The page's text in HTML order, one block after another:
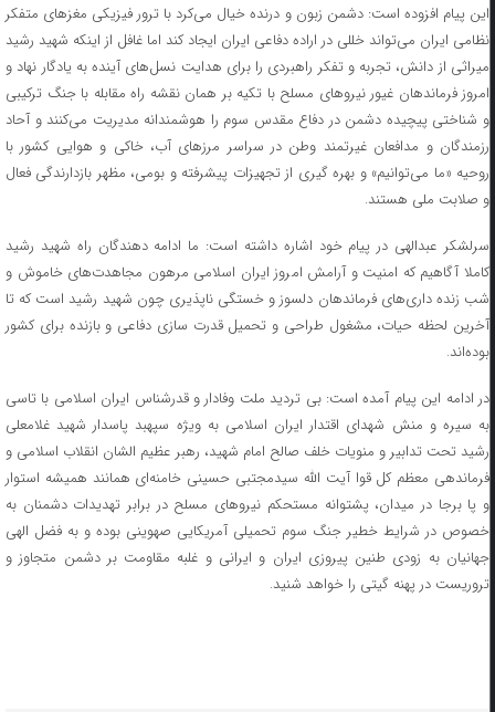
این پیام افزوده است: دشمن زبون و درنده خیال می‌کرد با ترور فیزیکی مغزهای متفکر
نظامی ایران می‌تواند خللی در اراده دفاعی ایران ایجاد کند اما غافل از اینکه شهید رشید
میراثی از دانش، تجربه و تفکر راهبردی را برای هدایت نسل‌های آینده به یادگار نهاد و
امروز فرماندهان غیور نیروهای مسلح با تکیه بر همان نقشه راه مقابله با جنگ ترکیبی
و شناختی پیچیده دشمن در دفاع مقدس سوم را هوشمندانه مدیریت می‌کنند و آحاد
رزمندگان و مدافعان غیرتمند وطن در سراسر مرزهای آب، خاکی و هوایی کشور با
روحیه «ما می‌توانیم» و بهره گیری از تجهیزات پیشرفته و بومی، مظهر بازدارندگی فعال
و صلابت ملی هستند.
سرلشکر عبدالهی در پیام خود اشاره داشته است: ما ادامه دهندگان راه شهید رشید
کاملا آگاهیم که امنیت و آرامش امروز ایران اسلامی مرهون مجاهدت‌های خاموش و
شب زنده داری‌های فرماندهان دلسوز و خستگی ناپذیری چون شهید رشید است که تا
آخرین لحظه حیات، مشغول طراحی و تحمیل قدرت سازی دفاعی و بازنده برای کشور
بوده‌اند.
در ادامه این پیام آمده است: بی تردید ملت وفادار و قدرشناس ایران اسلامی با تاسی
به سیره و منش شهدای اقتدار ایران اسلامی به ویژه سپهبد پاسدار شهید غلامعلی
رشید تحت تدابیر و منویات خلف صالح امام شهید، ‌رهبر عظیم الشان انقلاب اسلامی و
فرماندهی معظم کل قوا آیت الله سیدمجتبی حسینی خامنه‌ای همانند همیشه استوار
و پا برجا در میدان، پشتوانه مستحکم نیروهای مسلح در برابر تهدیدات دشمنان به
خصوص در شرایط خطیر جنگ سوم تحمیلی آمریکایی صهوینی بوده و به فضل الهی
جهانیان به زودی طنین پیروزی ایران و ایرانی و غلبه مقاومت بر دشمن متجاوز و
تروریست در پهنه گیتی را خواهد شنید.